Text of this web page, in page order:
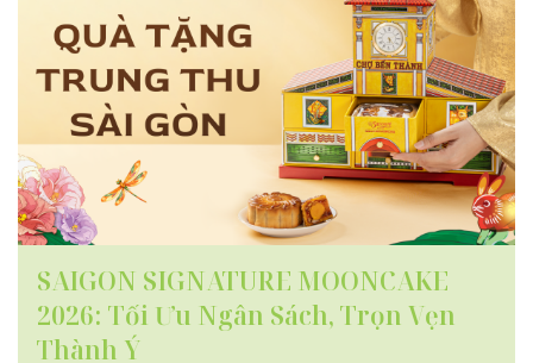
SAIGON SIGNATURE MOONCAKE
2026: Tối Ưu Ngân Sách, Trọn Vẹn
Thành Ý